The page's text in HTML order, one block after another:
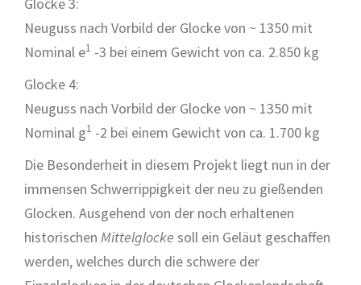
Neuguss nach Vorbild der Glocke von ~ 1350 mit
Nominal e1 -3 bei einem Gewicht von ca. 2.850 kg
Glocke 4:
Neuguss nach Vorbild der Glocke von ~ 1350 mit
Nominal g1 -2 bei einem Gewicht von ca. 1.700 kg
Die Besonderheit in diesem Projekt liegt nun in der
immensen Schwerrippigkeit der neu zu gießenden
Glocken. Ausgehend von der noch erhaltenen
historischen Mittelglocke soll ein Geläut geschaffen
werden, welches durch die schwere der